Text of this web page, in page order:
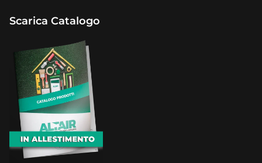
Scarica Catalogo